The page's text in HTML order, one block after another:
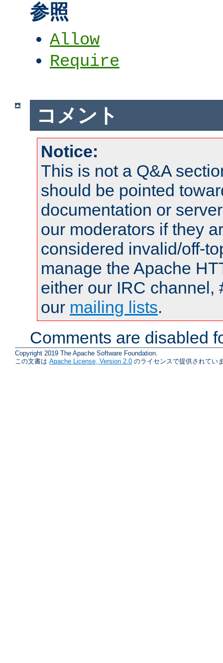
参照
Allow
Require
コメント
Notice:
This is not a Q&A
should be pointed
documentation or
our moderators if they
considered invalid/off-
manage the Apache
either our IRC channel,
our mailing lists.
Comments are disabled
Copyright 2019 The Apache Software Foundation.
この文書は Apache License, Version 2.0 のライセンスで提供されてい